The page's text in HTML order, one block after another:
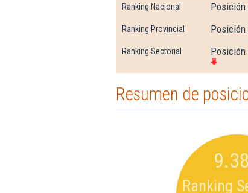
Ranking Nacional Posición
Ranking Provincial Posición
Ranking Sectorial Posición
Resumen de
Ranking